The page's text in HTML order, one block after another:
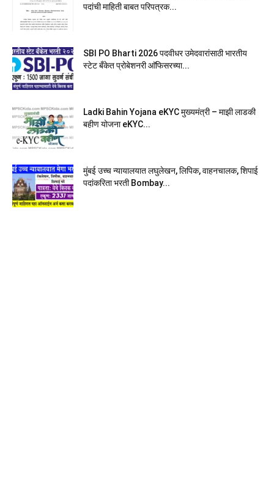
पदांची माहिती बाबत परिपत्रक...
SBI PO Bharti 2026 पदवीधर उमेदवारांसाठी भारतीय
स्टेट बँकेत प्रोबेशनरी आ‍ॅफिसरच्या...
Ladki Bahin Yojana eKYC मुख्यमंत्री – माझी लाडकी
बहीण योजना eKYC...
मुंबई उच्च न्यायालयात लघुलेखन, लिपिक, वाहनचालक, शिपाई
पदांकरिता भरती Bombay...